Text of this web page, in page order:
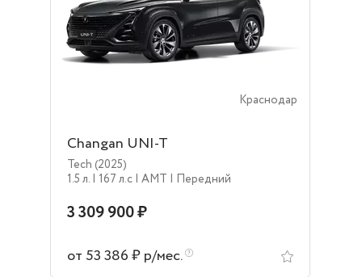
Краснодар
Changan UNI-T
Tech (2025)
1.5 л. | 167 л.c | AMT | Передний
3 309 900 ₽
от 53 386 ₽ р/мес.